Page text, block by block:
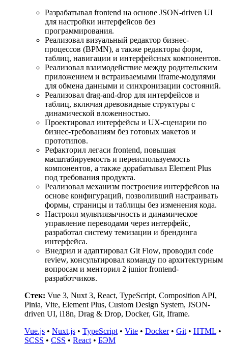
Разрабатывал frontend на основе JSON-driven UI
для настройки интерфейсов без
программирования.
Реализовал визуальный редактор бизнес-
процессов (BPMN), а также редакторы форм,
таблиц, навигации и интерфейсных компонентов.
Реализовал взаимодействие между родительским
приложением и встраиваемыми iframe-модулями
для обмена данными и синхронизации состояний.
Реализовал drag-and-drop для интерфейсов и
таблиц, включая древовидные структуры с
динамической вложенностью.
Проектировал интерфейсы и UX-сценарии по
бизнес-требованиям без готовых макетов и
прототипов.
Рефакторил легаси frontend, повышая
масштабируемость и переиспользуемость
компонентов, а также дорабатывал Element Plus
под требования продукта.
Реализовал механизм построения интерфейсов на
основе конфигураций, позволивший настраивать
формы, страницы и таблицы без изменения кода.
Настроил мультиязычность и динамическое
управление переводами через интерфейс,
разработал систему темизации и брендинга
интерфейса.
Внедрил и адаптировал Git Flow, проводил code
review, консультировал команду по архитектурным
вопросам и менторил 2 junior frontend-
разработчиков.
Стек: Vue 3, Nuxt 3, React, TypeScript, Composition API,
Pinia, Vite, Element Plus, Custom Design System, JSON-
driven UI, i18n, Drag & Drop, Docker, Git, Iframe.
Vue.js • Nuxt.js • TypeScript • Vite • Docker• Git • HTML •
SCSS • CSS • React • БЭМ